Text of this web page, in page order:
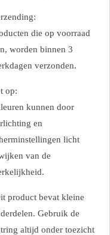
die op voorraad
worden binnen 3
verzonden.
op:
kunnen door
en
licht
van de
product bevat kleine
Gebruik de
altijd onder toezicht